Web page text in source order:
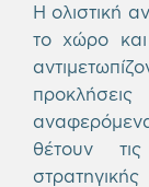
Η ολιστική
το χώρο
θέτουν